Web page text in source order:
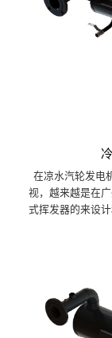
在凉水汽轮发电
视，越来越是在
式挥发器的来设